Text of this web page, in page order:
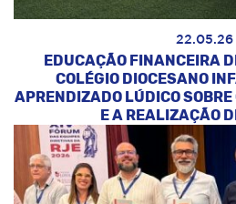
22.05.26
EDUCAÇÃO FINANCEIRA
COLÉGIO DIOCESANO
APRENDIZADO LÚDICO SOBRE
E A REALIZAÇÃO